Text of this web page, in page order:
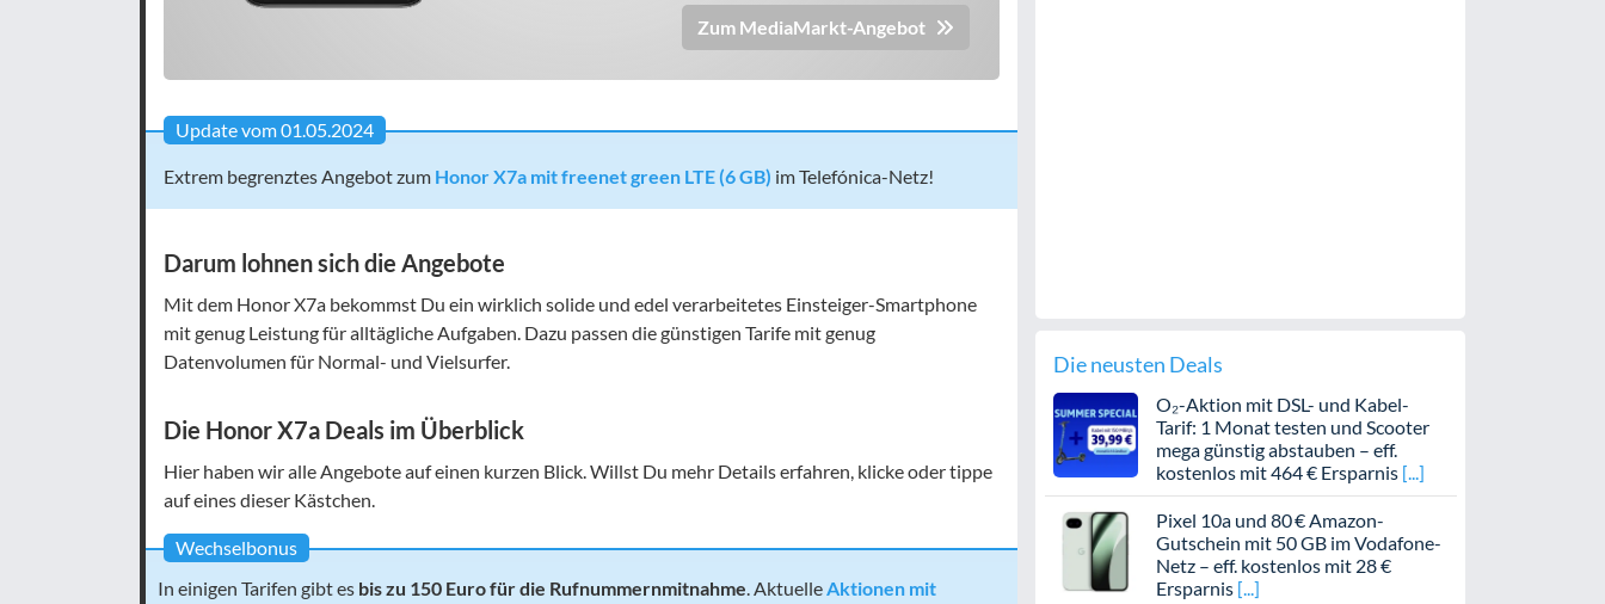
Zum MediaMarkt-Angebot
Update vom 01.05.2024
Extrem begrenztes Angebot zum Honor X7a mit freenet green LTE (6 GB) im Telefónica-Netz!
Darum lohnen sich die Angebote
Mit dem Honor X7a bekommst Du ein wirklich solide und edel verarbeitetes Einsteiger-Smartphone
mit genug Leistung für alltägliche Aufgaben. Dazu passen die günstigen Tarife mit genug
Datenvolumen für Normal- und Vielsurfer.
Die Honor X7a Deals im Überblick
Hier haben wir alle Angebote auf einen kurzen Blick. Willst Du mehr Details erfahren, klicke oder tippe
auf eines dieser Kästchen.
Wechselbonus
In einigen Tarifen gibt es bis zu 150 Euro für die Rufnummernmitnahme. AktuelleAktionen mit
Die neusten Deals
O₂-Aktion mit DSL- und Kabel-
Tarif: 1 Monat testen und Scooter
mega günstig abstauben – eff.
kostenlos mit 464 € Ersparnis
Pixel 10a und 80 € Amazon-
Gutschein mit 50 GB im Vodafone-
Netz – eff. kostenlos mit 28 €
Ersparnis